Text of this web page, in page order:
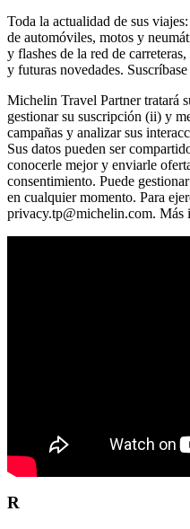
Toda la actualidad de sus
de automóviles, motos y
y flashes de la red de
y futuras novedades.
Michelin Travel Partner tratará
gestionar su suscripción (ii) y
campañas y analizar sus
Sus datos pueden ser
conocerle mejor y enviarle
consentimiento. Puede
en cualquier momento. Para
privacy.tp@michelin.com. Más
R